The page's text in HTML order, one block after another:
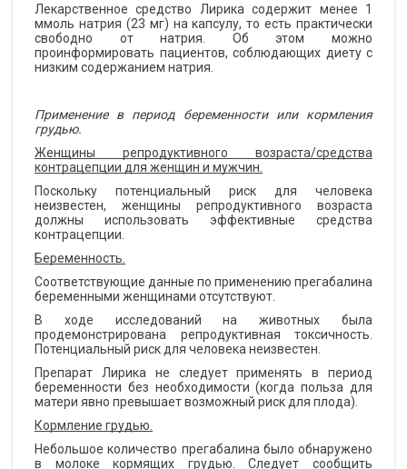
Лекарственное средство Лирика содержит менее 1
ммоль натрия (23 мг) на капсулу, то есть практически
свободно от натрия. Об этом можно
проинформировать пациентов, соблюдающих диету с
низким содержанием натрия.
Применение в период беременности или кормления
грудью.
Женщины репродуктивного возраста/средства
контрацепции для женщин и мужчин.
Поскольку потенциальный риск для человека
неизвестен, женщины репродуктивного возраста
должны использовать эффективные средства
контрацепции.
Беременность.
Соответствующие данные по применению прегабалина
беременными женщинами отсутствуют.
В ходе исследований на животных была
продемонстрирована репродуктивная токсичность.
Потенциальный риск для человека неизвестен.
Препарат Лирика не следует применять в период
беременности без необходимости (когда польза для
матери явно превышает возможный риск для плода).
Кормление грудью.
Небольшое количество прегабалина было обнаружено
в молоке кормящих грудью. Следует сообщить